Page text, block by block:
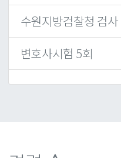
수원지방검찰청 검사
변호사시험 5회